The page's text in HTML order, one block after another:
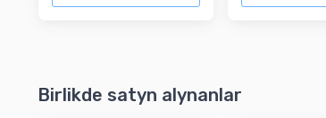
Birlikde satyn alynanlar